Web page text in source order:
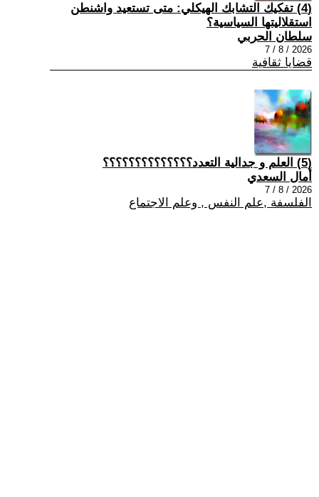
(4) تفكيك التشابك الهيكلي: متى تستعيد واشنطن
استقلاليتها السياسية؟
سلطان الحربي
2026 / 8 / 7
قضايا ثقافية
(5) العلم و جدالية التعدد؟؟؟؟؟؟؟؟؟؟؟؟؟؟
أمال السعدي
2026 / 8 / 7
الفلسفة ,علم النفس , وعلم الاجتماع